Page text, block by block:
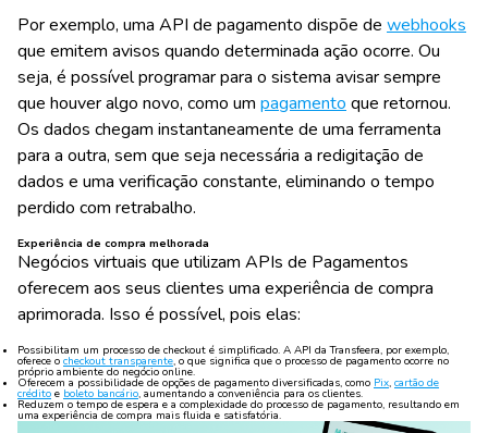
Por exemplo, uma API de pagamento dispõe de webhooks
que emitem avisos quando determinada ação ocorre. Ou
seja, é possível programar para o sistema avisar sempre
que houver algo novo, como um pagamento que retornou.
Os dados chegam instantaneamente de uma ferramenta
para a outra, sem que seja necessária a redigitação de
dados e uma verificação constante, eliminando o tempo
perdido com retrabalho.
Experiência de compra melhorada
Negócios virtuais que utilizam APIs de Pagamentos
oferecem aos seus clientes uma experiência de compra
aprimorada. Isso é possível, pois elas:
Possibilitam um processo de checkout é simplificado. A API da Transfeera, por exemplo,
oferece o checkout transparente, o que significa que o processo de pagamento ocorre no
próprio ambiente do negócio online.
Oferecem a possibilidade de opções de pagamento diversificadas, como Pix, cartão de
crédito e boleto bancário, aumentando a conveniência para os clientes.
Reduzem o tempo de espera e a complexidade do processo de pagamento, resultando em
uma experiência de compra mais fluida e satisfatória.